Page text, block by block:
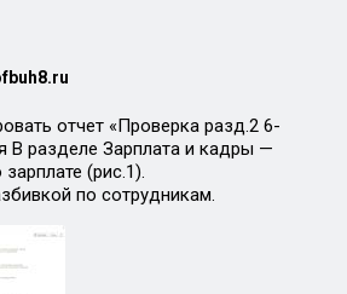
отчет «Проверка разд.2 6-
В разделе Зарплата и кадры —
(рис.1).
по сотрудникам.